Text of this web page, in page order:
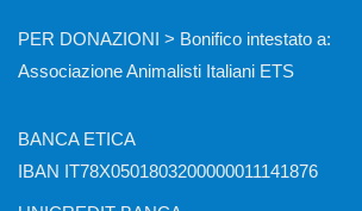
PER DONAZIONI > Bonifico intestato a:
Associazione Animalisti Italiani ETS
BANCA ETICA
IBAN IT78X0501803200000011141876